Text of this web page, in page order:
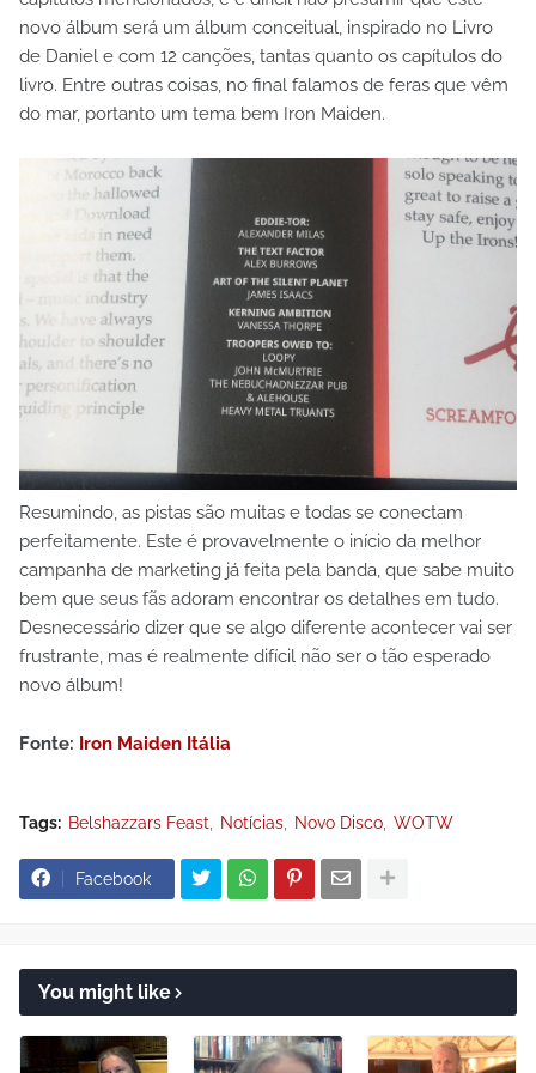
novo álbum será um álbum conceitual, inspirado no Livro
de Daniel e com 12 canções, tantas quanto os capítulos do
livro. Entre outras coisas, no final falamos de feras que vêm
do mar, portanto um tema bem Iron Maiden.
Resumindo, as pistas são muitas e todas se conectam
perfeitamente. Este é provavelmente o início da melhor
campanha de marketing já feita pela banda, que sabe muito
bem que seus fãs adoram encontrar os detalhes em tudo.
Desnecessário dizer que se algo diferente acontecer vai ser
frustrante, mas é realmente difícil não ser o tão esperado
novo álbum!
Fonte: Iron Maiden Itália
Tags: Belshazzars Feast Notícias Novo Disco WOTW
Facebook
You might like